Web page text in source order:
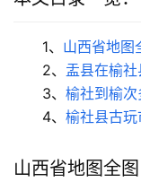
1、 山西省地图
2、 盂县在榆
3、 榆社到榆
4、 榆社县古
山西省地图全